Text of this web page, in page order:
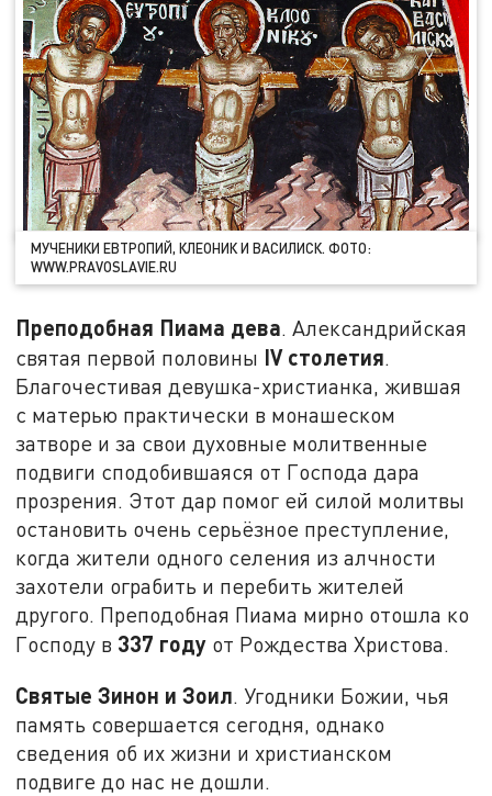
МУЧЕНИКИ ЕВТРОПИЙ, КЛЕОНИК И ВАСИЛИСК. ФОТО:
WWW.PRAVOSLAVIE.RU
Преподобная Пиама дева. Александрийская
святая первой половины IVстолетия.
Благочестивая девушка-христианка, жившая
с матерью практически в монашеском
затворе и за свои духовные молитвенные
подвиги сподобившаяся от Господа дара
прозрения. Этот дар помог ей силой молитвы
остановить очень серьёзное преступление,
когда жители одного селения из алчности
захотели ограбить и перебить жителей
другого. Преподобная Пиама мирно отошла ко
Господу в 337 году от Рождества Христова.
Святые Зинон и Зоил. Угодники Божии, чья
память совершается сегодня, однако
сведения об их жизни и христианском
подвиге до нас не дошли.